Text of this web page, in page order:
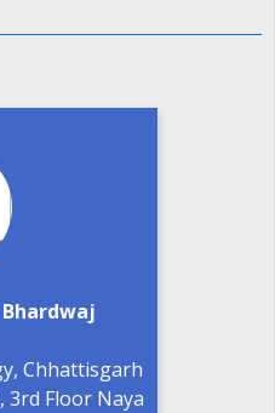
Chhattisgarh
3rd Floor Naya